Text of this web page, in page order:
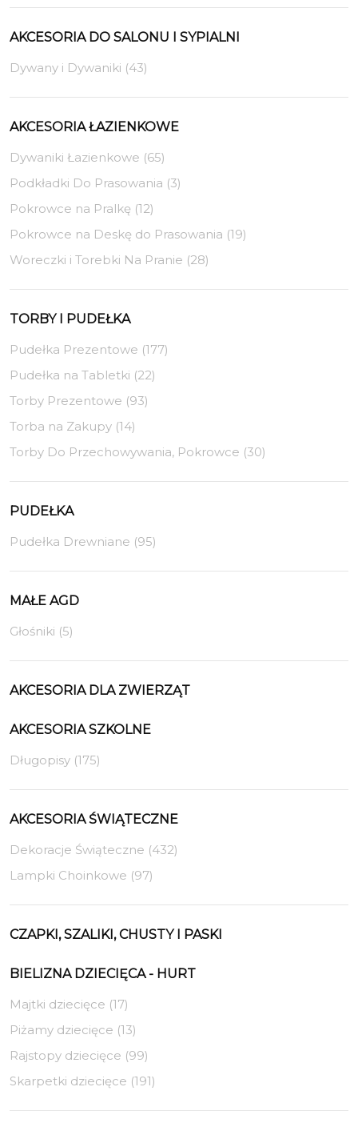
AKCESORIA DO SALONU I SYPIALNI
Dywany i Dywaniki (43)
AKCESORIA ŁAZIENKOWE
Dywaniki Łazienkowe (65)
Podkładki Do Prasowania (3)
Pokrowce na Pralkę (12)
Pokrowce na Deskę do Prasowania (19)
Woreczki i Torebki Na Pranie (28)
TORBY I PUDEŁKA
Pudełka Prezentowe (177)
Pudełka na Tabletki (22)
Torby Prezentowe (93)
Torba na Zakupy (14)
Torby Do Przechowywania, Pokrowce (30)
PUDEŁKA
Pudełka Drewniane (95)
MAŁE AGD
Głośniki (5)
AKCESORIA DLA ZWIERZĄT
AKCESORIA SZKOLNE
Długopisy (175)
AKCESORIA ŚWIĄTECZNE
Dekoracje Świąteczne (432)
Lampki Choinkowe (97)
CZAPKI, SZALIKI, CHUSTY I PASKI
BIELIZNA DZIECIĘCA - HURT
Majtki dziecięce (17)
Piżamy dziecięce (13)
Rajstopy dziecięce (99)
Skarpetki dziecięce (191)